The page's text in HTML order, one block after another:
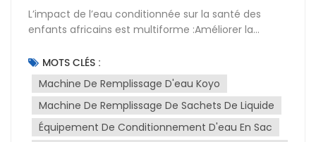
L’impact de l’eau conditionnée sur la santé des
enfants africains est multiforme :Améliorer la
une option d’eau potable relativement sûre pour les
enfants africains, en particulier dans les zones où il y
a un manque d’installations d’eau potable.
L'utilisation d'eau conditionnée peut réduire les
maladies causées par la consommation de sources
d'eau contaminées, telles que la diarrhée, le choléra
MOTS CLÉS :
Machine De Remplissage D'eau Koyo
Machine De Remplissage De Sachets De Liquide
Équipement De Conditionnement D'eau En Sac